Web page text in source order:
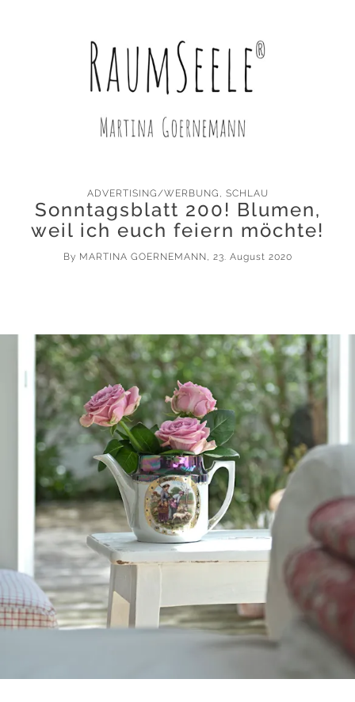
ADVERTISING/WERBUNG , SCHLAU
Sonntagsblatt 200! Blumen,
weil ich euch feiern möchte!
By MARTINA GOERNEMANN , 23. August 2020